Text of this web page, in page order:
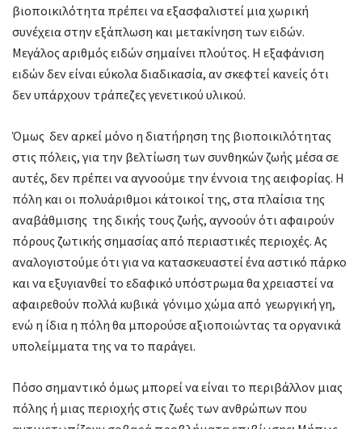
βιοποικιλότητα πρέπει να εξασφαλιστεί μια χωρική
συνέχεια στην εξάπλωση και μετακίνηση των ειδών.
Μεγάλος αριθμός ειδών σημαίνει πλούτος. Η εξαφάνιση
ειδών δεν είναι εύκολα διαδικασία, αν σκεφτεί κανείς ότι
δεν υπάρχουν τράπεζες γενετικού υλικού.
Όμως δεν αρκεί μόνο η διατήρηση της βιοποικιλότητας
στις πόλεις, για την βελτίωση των συνθηκών ζωής μέσα σε
αυτές, δεν πρέπει να αγνοούμε την έννοια της αειφορίας. Η
πόλη και οι πολυάριθμοι κάτοικοί της, στα πλαίσια της
αναβάθμισης της δικής τους ζωής, αγνοούν ότι αφαιρούν
πόρους ζωτικής σημασίας από περιαστικές περιοχές. Ας
αναλογιστούμε ότι για να κατασκευαστεί ένα αστικό πάρκο
και να εξυγιανθεί το εδαφικό υπόστρωμα θα χρειαστεί να
αφαιρεθούν πολλά κυβικά γόνιμο χώμα από γεωργική γη,
ενώ η ίδια η πόλη θα μπορούσε αξιοποιώντας τα οργανικά
υπολείμματα της να το παράγει.
Πόσο σημαντικό όμως μπορεί να είναι το περιβάλλον μιας
πόλης ή μιας περιοχής στις ζωές των ανθρώπων που